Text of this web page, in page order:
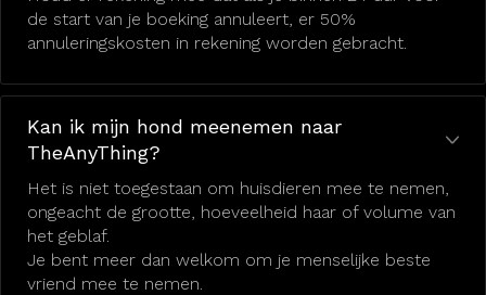
de start van je boeking annuleert, er 50%
annuleringskosten in rekening worden gebracht.
Kan ik mijn hond meenemen naar
TheAnyThing?
Het is niet toegestaan om huisdieren mee te nemen,
ongeacht de grootte, hoeveelheid haar of volume van
het geblaf.
Je bent meer dan welkom om je menselijke beste
vriend mee te nemen.